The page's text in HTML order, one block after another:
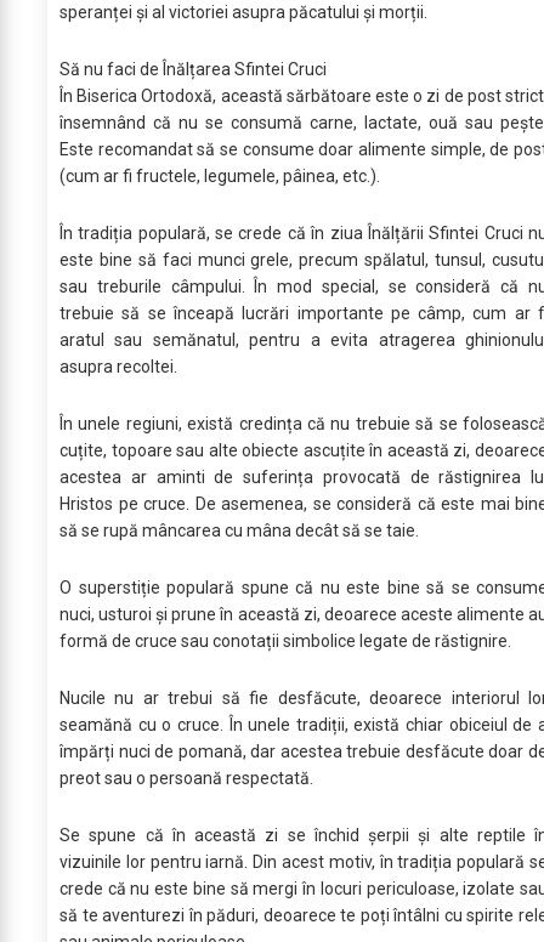
speranței și al victoriei asupra păcatului și morții.
Să nu faci de Înălțarea Sfintei Cruci
În Biserica Ortodoxă, această sărbătoare este o zi de post
însemnând că nu se consumă carne, lactate, ouă sau
Este recomandat să se consume doar alimente simple, de
(cum ar fi fructele, legumele, pâinea, etc.).
În tradiția populară, se crede că în ziua Înălțării Sfintei Cruci
este bine să faci munci grele, precum spălatul, tunsul,
sau treburile câmpului. În mod special, se consideră că
trebuie să se înceapă lucrări importante pe câmp, cum ar
aratul sau semănatul, pentru a evita atragerea
asupra recoltei.
În unele regiuni, există credința că nu trebuie să se
cuțite, topoare sau alte obiecte ascuțite în această zi,
acestea ar aminti de suferința provocată de răstignirea
Hristos pe cruce. De asemenea, se consideră că este mai
să se rupă mâncarea cu mâna decât să se taie.
O superstiție populară spune că nu este bine să se
nuci, usturoi și prune în această zi, deoarece aceste alimente
formă de cruce sau conotații simbolice legate de răstignire.
Nucile nu ar trebui să fie desfăcute, deoarece interiorul
seamănă cu o cruce. În unele tradiții, există chiar obiceiul de
împărți nuci de pomană, dar acestea trebuie desfăcute doar
preot sau o persoană respectată.
Se spune că în această zi se închid șerpii și alte reptile
vizuinile lor pentru iarnă. Din acest motiv, în tradiția populară
crede că nu este bine să mergi în locuri periculoase, izolate
să te aventurezi în păduri, deoarece te poți întâlni cu spirite